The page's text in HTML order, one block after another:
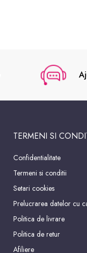
TERMENI SI
Confidentialitate
Termeni si conditii
Setari cookies
Prelucrarea datelor cu
Politica de livrare
Politica de retur
Afiliere